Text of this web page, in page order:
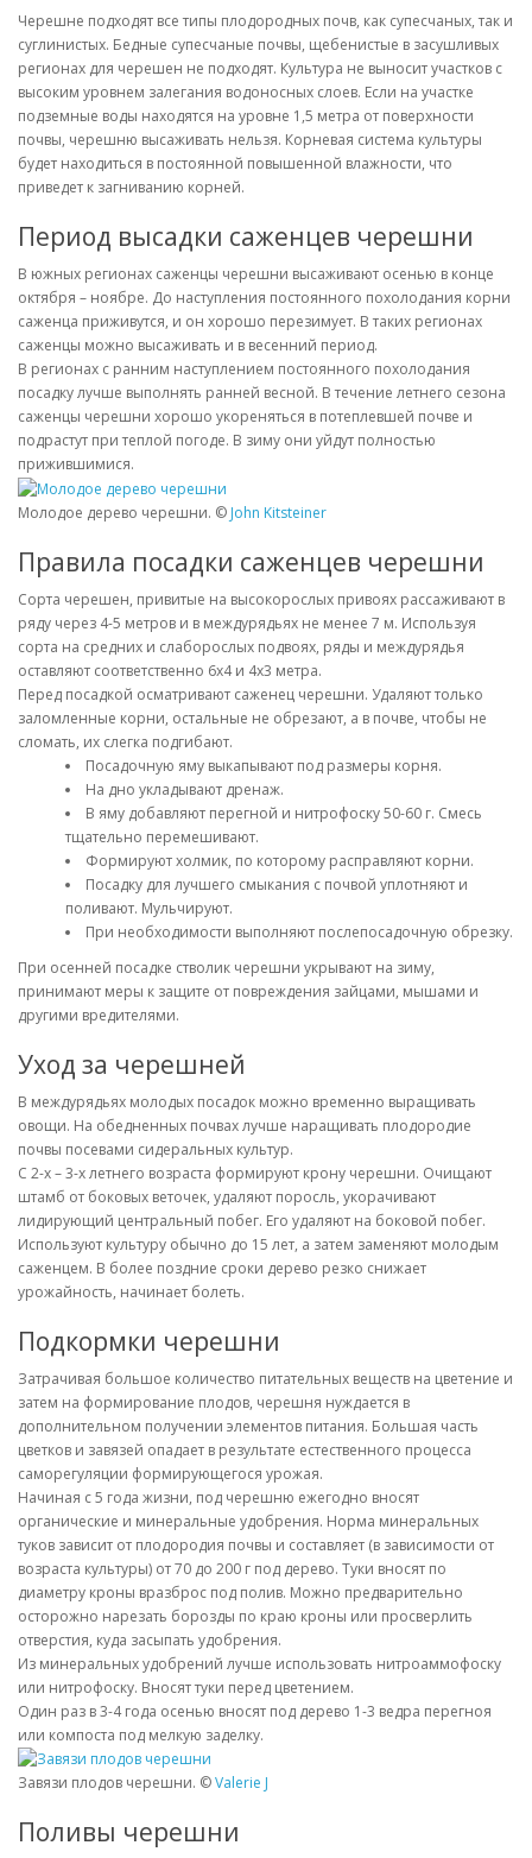
Черешне подходят все типы плодородных почв, как супесчаных, так и
суглинистых. Бедные супесчаные почвы, щебенистые в засушливых
регионах для черешен не подходят. Культура не выносит участков с
высоким уровнем залегания водоносных слоев. Если на участке
подземные воды находятся на уровне 1,5 метра от поверхности
почвы, черешню высаживать нельзя. Корневая система культуры
будет находиться в постоянной повышенной влажности, что
приведет к загниванию корней.
Период высадки саженцев черешни
В южных регионах саженцы черешни высаживают осенью в конце
октября – ноябре. До наступления постоянного похолодания корни
саженца приживутся, и он хорошо перезимует. В таких регионах
саженцы можно высаживать и в весенний период.
В регионах с ранним наступлением постоянного похолодания
посадку лучше выполнять ранней весной. В течение летнего сезона
саженцы черешни хорошо укореняться в потеплевшей почве и
подрастут при теплой погоде. В зиму они уйдут полностью
прижившимися.
Молодое дерево черешни. © John Kitsteiner
Правила посадки саженцев черешни
Сорта черешен, привитые на высокорослых привоях рассаживают в
ряду через 4-5 метров и в междурядьях не менее 7 м. Используя
сорта на средних и слаборослых подвоях, ряды и междурядья
оставляют соответственно 6х4 и 4х3 метра.
Перед посадкой осматривают саженец черешни. Удаляют только
заломленные корни, остальные не обрезают, а в почве, чтобы не
сломать, их слегка подгибают.
Посадочную яму выкапывают под размеры корня.
На дно укладывают дренаж.
В яму добавляют перегной и нитрофоску 50-60 г. Смесь
тщательно перемешивают.
Формируют холмик, по которому расправляют корни.
Посадку для лучшего смыкания с почвой уплотняют и
поливают. Мульчируют.
При необходимости выполняют послепосадочную обрезку.
При осенней посадке стволик черешни укрывают на зиму,
принимают меры к защите от повреждения зайцами, мышами и
другими вредителями.
Уход за черешней
В междурядьях молодых посадок можно временно выращивать
овощи. На обедненных почвах лучше наращивать плодородие
почвы посевами сидеральных культур.
С 2-х – 3-х летнего возраста формируют крону черешни. Очищают
штамб от боковых веточек, удаляют поросль, укорачивают
лидирующий центральный побег. Его удаляют на боковой побег.
Используют культуру обычно до 15 лет, а затем заменяют молодым
саженцем. В более поздние сроки дерево резко снижает
урожайность, начинает болеть.
Подкормки черешни
Затрачивая большое количество питательных веществ на цветение и
затем на формирование плодов, черешня нуждается в
дополнительном получении элементов питания. Большая часть
цветков и завязей опадает в результате естественного процесса
саморегуляции формирующегося урожая.
Начиная с 5 года жизни, под черешню ежегодно вносят
органические и минеральные удобрения. Норма минеральных
туков зависит от плодородия почвы и составляет (в зависимости от
возраста культуры) от 70 до 200 г под дерево. Туки вносят по
диаметру кроны вразброс под полив. Можно предварительно
осторожно нарезать борозды по краю кроны или просверлить
отверстия, куда засыпать удобрения.
Из минеральных удобрений лучше использовать нитроаммофоску
или нитрофоску. Вносят туки перед цветением.
Один раз в 3-4 года осенью вносят под дерево 1-3 ведра перегноя
или компоста под мелкую заделку.
Завязи плодов черешни. ©Valerie J
Поливы черешни